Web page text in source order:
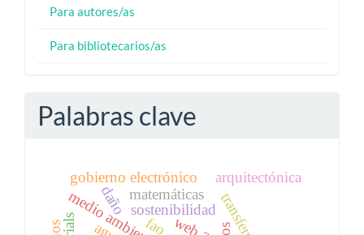
Para autores/as
Para bibliotecarios/as
Palabras clave
medio ambientesostenibilidad
gobierno electrónico
arquitectónica
matemáticas
daño
fao